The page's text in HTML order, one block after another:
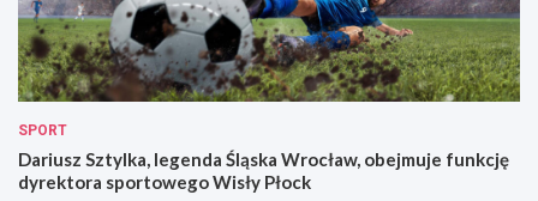
SPORT
Dariusz Sztylka, legenda Śląska Wrocław, obejmuje funkcję
dyrektora sportowego Wisły Płock